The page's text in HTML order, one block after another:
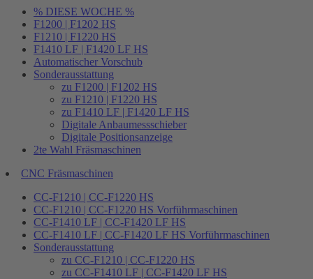
% DIESE WOCHE %
F1200 | F1202 HS
F1210 | F1220 HS
F1410 LF | F1420 LF HS
Automatischer Vorschub
Sonderausstattung
zu F1200 | F1202 HS
zu F1210 | F1220 HS
zu F1410 LF | F1420 LF HS
Digitale Anbaumessschieber
Digitale Positionsanzeige
2te Wahl Fräsmaschinen
CNC Fräsmaschinen
CC-F1210 | CC-F1220 HS
CC-F1210 | CC-F1220 HS Vorführmaschinen
CC-F1410 LF | CC-F1420 LF HS
CC-F1410 LF | CC-F1420 LF HS Vorführmaschinen
Sonderausstattung
zu CC-F1210 | CC-F1220 HS
zu CC-F1410 LF | CC-F1420 LF HS